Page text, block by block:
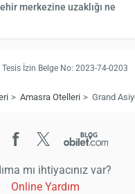
merkezine uzaklığı ne
Tesis İzin Belge No: 2023-74-0203
Amasra Otelleri Grand
mı ihtiyacınız var?
Online Yardım